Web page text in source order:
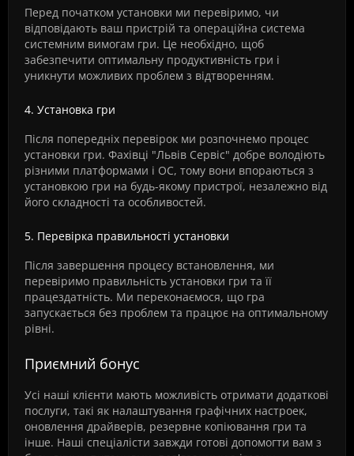
Перед початком установки ми перевіримо, чи
відповідають ваш пристрій та операційна система
системним вимогам гри. Це необхідно, щоб
забезпечити оптимальну продуктивність гри і
уникнути можливих проблем з відтворенням.
4. Установка гри
Після попередніх перевірок ми розпочнемо процес
установки гри. Фахівці "Львів Сервіс" добре володіють
різними платформами і ОС, тому вони впораються з
установкою гри на будь-якому пристрої, незалежно від
його складності та особливостей.
5. Перевірка правильності установки
Після завершення процесу встановлення, ми
перевіримо правильність установки гри та її
працездатність. Ми переконаємося, що гра
запускається без проблем та працює на оптимальному
рівні.
Приємний бонус
Усі наші клієнти мають можливість отримати додаткові
послуги, такі як налаштування графічних настроек,
оновлення драйверів, резервне копіювання гри та
інше. Наші спеціалісти завжди готові допомогти вам з